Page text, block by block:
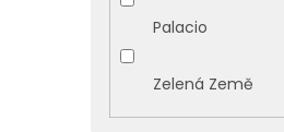
Palacio
Zelená Země